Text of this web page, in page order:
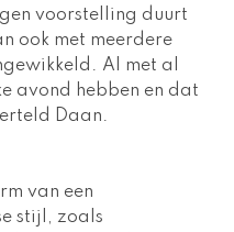
voorstelling duurt
ook met meerdere
Al met al
avond hebben en dat
Daan.
van een
stijl, zoals